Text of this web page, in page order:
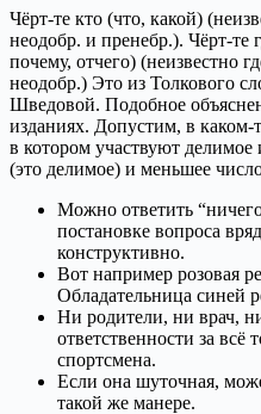
Чёрт-те кто (что, какой)
неодобр. и пренебр.). Чёрт-те
почему, отчего) (неизвестно
неодобр.) Это из Толкового
Шведовой. Подобное
изданиях. Допустим, в
в котором участвуют делимое
(это делимое) и меньшее
Можно ответить
постановке вопроса
конструктивно.
Вот например розовая
Обладательница синей
Ни родители, ни врач,
ответственности за всё
спортсмена.
Если она шуточная,
такой же манере.